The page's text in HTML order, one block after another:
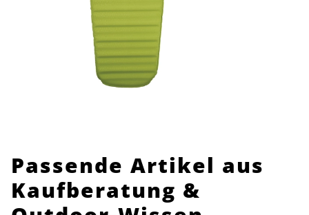
Passende Artikel aus
Kaufberatung &